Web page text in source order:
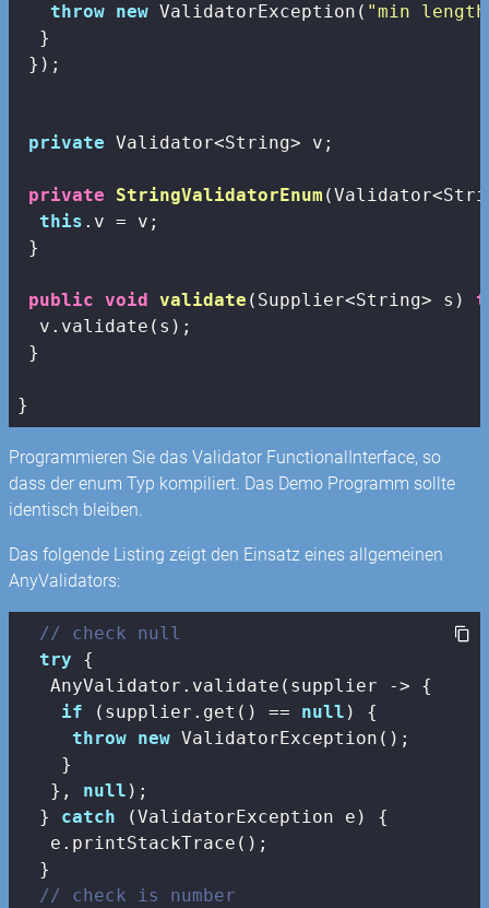
throw new ValidatorException( "min
  }
});
private Validator<String> v;
private StringValidatorEnum
this .v = v;
}
public void validate (Supplier<String> s)
  v.validate(s);
}
Programmieren Sie das Validator FunctionalInterface, so
dass der enum Typ kompiliert. Das Demo Programm sollte
identisch bleiben.
Das folgende Listing zeigt den Einsatz eines allgemeinen
AnyValidators:
// check null
try {
   AnyValidator.validate(supplier -> {
if (supplier.get() == null ) {
throw new ValidatorException();
    }
   },
null );
  }
catch (ValidatorException e) {
   e.printStackTrace();
  }
// check is number